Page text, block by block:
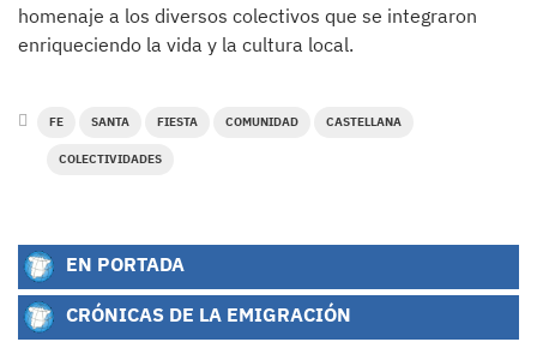
homenaje a los diversos colectivos que se integraron
enriqueciendo la vida y la cultura local.
FE SANTA FIESTA COMUNIDAD CASTELLANA
COLECTIVIDADES
EN PORTADA
CRÓNICAS DE LA EMIGRACIÓN